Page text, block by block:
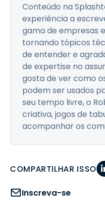
Conteúdo na
experiência a
gama de empresas
tornando tópicos
de entender e
de expertise no
gosta de ver como
podem ser usados
seu tempo livre, o
criativa, jogos de
acompanhar os
COMPARTILHAR ISSO
Inscreva-se